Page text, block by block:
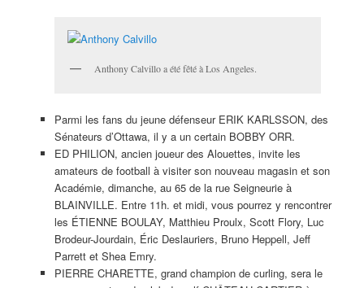
Anthony Calvillo a été fêté à Los Angeles.
Parmi les fans du jeune défenseur ERIK KARLSSON, des
Sénateurs d’Ottawa, il y a un certain BOBBY ORR.
ED PHILION, ancien joueur des Alouettes, invite les
amateurs de football à visiter son nouveau magasin et son
Académie, dimanche, au 65 de la rue Seigneurie à
BLAINVILLE. Entre 11h. et midi, vous pourrez y rencontrer
les ÉTIENNE BOULAY, Matthieu Proulx, Scott Flory, Luc
Brodeur-Jourdain, Éric Deslauriers, Bruno Heppell, Jeff
Parrett et Shea Emry.
PIERRE CHARETTE, grand champion de curling, sera le